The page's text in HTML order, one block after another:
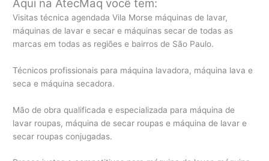
Aqui na AtecMaq você tem:
Visitas técnica agendada Vila Morse máquinas de lavar,
máquinas de lavar e secar e máquinas secar de todas as
marcas em todas as regiões e bairros de São Paulo.
Técnicos profissionais para máquina lavadora, máquina lava e
seca e máquina secadora.
Mão de obra qualificada e especializada para máquina de
lavar roupas, máquina de secar roupas e máquina de lavar e
secar roupas conjugadas.